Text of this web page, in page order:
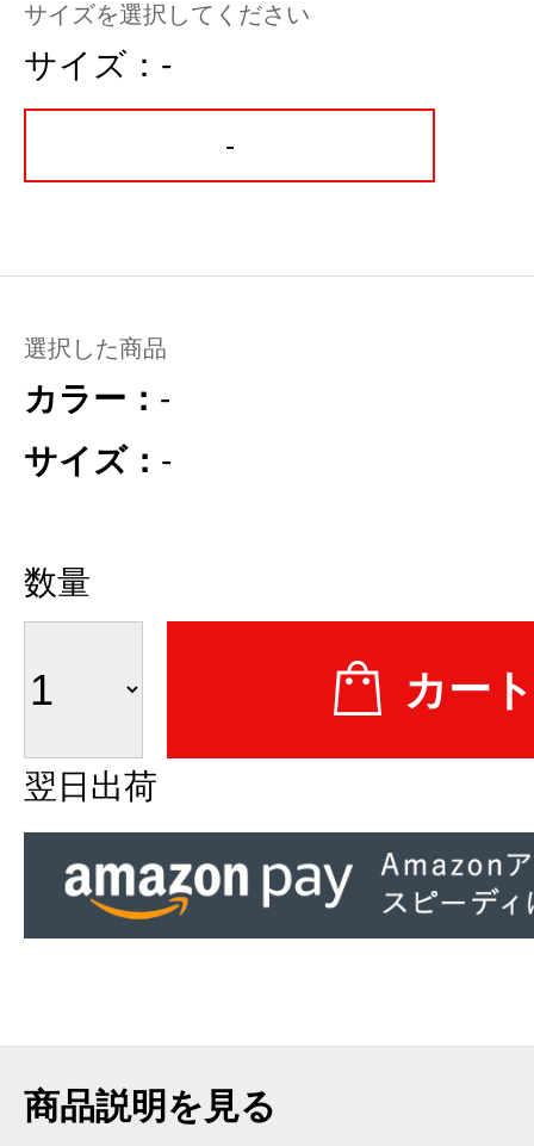
サイズを選択してください
サイズ： -
-
選択した商品
カラー： -
サイズ： -
数量
翌日出荷
商品説明を見る